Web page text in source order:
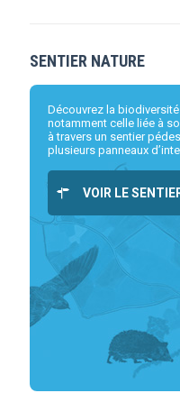
SENTIER NATURE
Découvrez la
notamment celle liée à
à travers un sentier
plusieurs panneaux
VOIR LE